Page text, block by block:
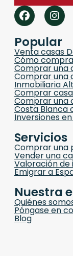
Popular
Venta casas
Cómo
Comprar una
Comprar una
Inmobiliaria
Comprar
Comprar una
Costa Blanca
Inversiones
Servicios
Comprar una
Vender una
Valoración de
Emigrar a
Nuestra
Quiénes
Póngase en
Blog